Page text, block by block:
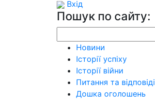
Вхід
Пошук по сайту:
Новини
Історії успіху
Історії війни
Питання та відповіді
Дошка оголошень